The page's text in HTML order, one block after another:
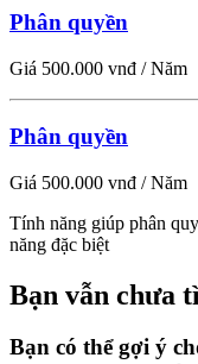
Phân quyền
Giá 500.000 vnđ / Năm
Phân quyền
Giá 500.000 vnđ / Năm
Tính năng giúp phân
năng đặc biệt
Bạn vẫn chưa
Bạn có thể gợi ý